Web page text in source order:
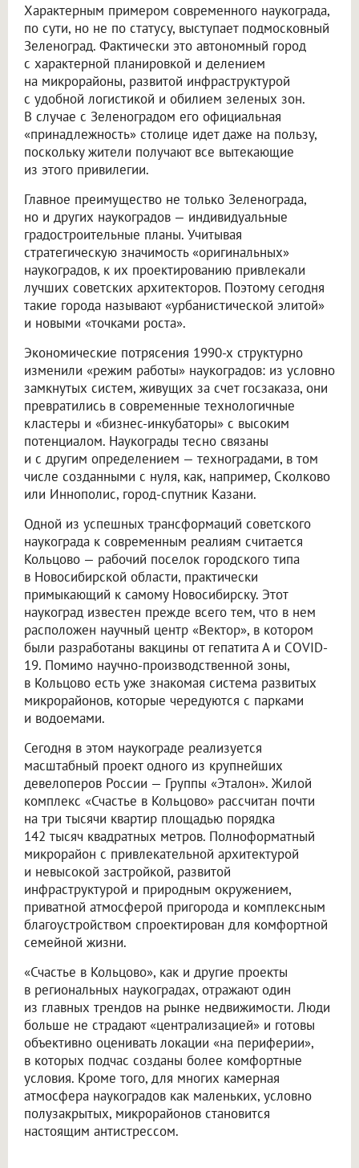
Характерным примером современного наукограда,
по сути, но не по статусу, выступает подмосковный
Зеленоград. Фактически это автономный город
с характерной планировкой и делением
на микрорайоны, развитой инфраструктурой
с удобной логистикой и обилием зеленых зон.
В случае с Зеленоградом его официальная
«принадлежность» столице идет даже на пользу,
поскольку жители получают все вытекающие
из этого привилегии.
Главное преимущество не только Зеленограда,
но и других наукоградов — индивидуальные
градостроительные планы. Учитывая
стратегическую значимость «оригинальных»
наукоградов, к их проектированию привлекали
лучших советских архитекторов. Поэтому сегодня
такие города называют «урбанистической элитой»
и новыми «точками роста».
Экономические потрясения 1990-х структурно
изменили «режим работы» наукоградов: из условно
замкнутых систем, живущих за счет госзаказа, они
превратились в современные технологичные
кластеры и «бизнес-инкубаторы» с высоким
потенциалом. Наукограды тесно связаны
и с другим определением — техноградами, в том
числе созданными с нуля, как, например, Сколково
или Иннополис, город-спутник Казани.
Одной из успешных трансформаций советского
наукограда к современным реалиям считается
Кольцово — рабочий поселок городского типа
в Новосибирской области, практически
примыкающий к самому Новосибирску. Этот
наукоград известен прежде всего тем, что в нем
расположен научный центр «Вектор», в котором
были разработаны вакцины от гепатита А и COVID-
19. Помимо научно-производственной зоны,
в Кольцово есть уже знакомая система развитых
микрорайонов, которые чередуются с парками
и водоемами.
Сегодня в этом наукограде реализуется
масштабный проект одного из крупнейших
девелоперов России — Группы «Эталон». Жилой
комплекс «Счастье в Кольцово» рассчитан почти
на три тысячи квартир площадью порядка
142 тысяч квадратных метров. Полноформатный
микрорайон с привлекательной архитектурой
и невысокой застройкой, развитой
инфраструктурой и природным окружением,
приватной атмосферой пригорода и комплексным
благоустройством спроектирован для комфортной
семейной жизни.
«Счастье в Кольцово», как и другие проекты
в региональных наукоградах, отражают один
из главных трендов на рынке недвижимости. Люди
больше не страдают «централизацией» и готовы
объективно оценивать локации «на периферии»,
в которых подчас созданы более комфортные
условия. Кроме того, для многих камерная
атмосфера наукоградов как маленьких, условно
полузакрытых, микрорайонов становится
настоящим антистрессом.